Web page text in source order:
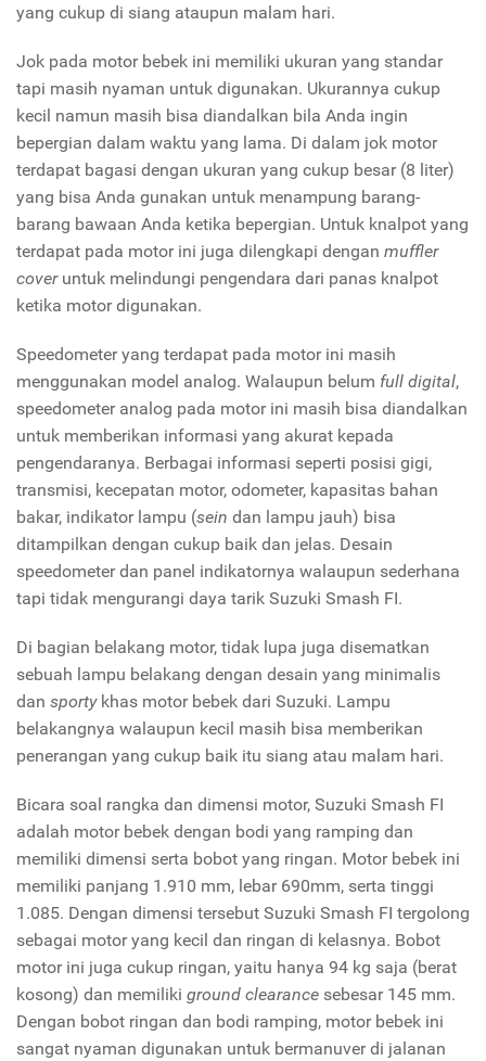
yang cukup di siang ataupun malam hari.
Jok pada motor bebek ini memiliki ukuran yang standar
tapi masih nyaman untuk digunakan. Ukurannya cukup
kecil namun masih bisa diandalkan bila Anda ingin
bepergian dalam waktu yang lama. Di dalam jok motor
terdapat bagasi dengan ukuran yang cukup besar (8 liter)
yang bisa Anda gunakan untuk menampung barang-
barang bawaan Anda ketika bepergian. Untuk knalpot yang
terdapat pada motor ini juga dilengkapi dengan muffler
cover untuk melindungi pengendara dari panas knalpot
ketika motor digunakan.
Speedometer yang terdapat pada motor ini masih
menggunakan model analog. Walaupun belum full digital,
speedometer analog pada motor ini masih bisa diandalkan
untuk memberikan informasi yang akurat kepada
pengendaranya. Berbagai informasi seperti posisi gigi,
transmisi, kecepatan motor, odometer, kapasitas bahan
bakar, indikator lampu (sein dan lampu jauh) bisa
ditampilkan dengan cukup baik dan jelas. Desain
speedometer dan panel indikatornya walaupun sederhana
tapi tidak mengurangi daya tarik Suzuki Smash FI.
Di bagian belakang motor, tidak lupa juga disematkan
sebuah lampu belakang dengan desain yang minimalis
dan sporty khas motor bebek dari Suzuki. Lampu
belakangnya walaupun kecil masih bisa memberikan
penerangan yang cukup baik itu siang atau malam hari.
Bicara soal rangka dan dimensi motor, Suzuki Smash FI
adalah motor bebek dengan bodi yang ramping dan
memiliki dimensi serta bobot yang ringan. Motor bebek ini
memiliki panjang 1.910 mm, lebar 690mm, serta tinggi
1.085. Dengan dimensi tersebut Suzuki Smash FI tergolong
sebagai motor yang kecil dan ringan di kelasnya. Bobot
motor ini juga cukup ringan, yaitu hanya 94 kg saja (berat
kosong) dan memiliki ground clearance sebesar 145 mm.
Dengan bobot ringan dan bodi ramping, motor bebek ini
sangat nyaman digunakan untuk bermanuver di jalanan